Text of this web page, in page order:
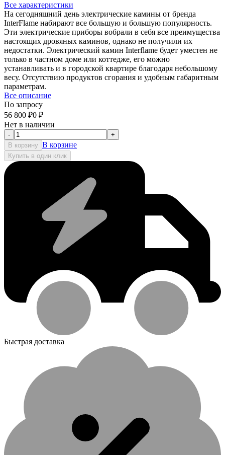
Все характеристики
На сегодняшний день электрические камины от бренда
InterFlame набирают все большую и большую популярность.
Эти электрические приборы вобрали в себя все преимущества
настоящих дровяных каминов, однако не получили их
недостатки. Электрический камин Interflame будет уместен не
только в частном доме или коттедже, его можно
устанавливать и в городской квартире благодаря небольшому
весу. Отсутствию продуктов сгорания и удобным габаритным
параметрам.
Все описание
По запросу
56 800 ₽0 ₽
Нет в наличии
-
+
В корзину В корзине
Купить в один клик
Быстрая доставка